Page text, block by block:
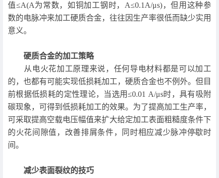
值≤A(A为常数，如铜加工钢时，A≤0.1A/μs)，但用这种参
数的电脉冲来加工硬质合金，往往因生产率很低而缺少实用
意义。
硬质合金的加工策略
从电火花加工原理来说，任何导电材料都是可以加工
的，也都有可能实现低损耗加工，硬质合金也不例外。但目
前根据低损耗的定性理论，当选用≤0.01 A/μs时，具有吸附
碳现象，可得到低损耗加工的效果。为了提高加工生产率，
可采取提高空载电压幅值来扩大给定加工表面粗糙度条件下
的火花间隙值，改善排屑条件，同时相应减少脉冲停歇时
间。
减少表面裂纹的技巧